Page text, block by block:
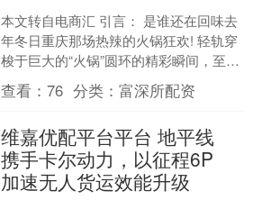
本文转自电商汇 引言： 是谁还在回味去
年冬日重庆那场热辣的火锅狂欢! 轻轨穿
梭于巨大的“火锅”圆环的精彩瞬间，至今
还在脑海循环;55 张圆桌围出团圆阵，四
方来客....
查看：76 分类：富深所配资
维嘉优配平台平台 地平线
携手卡尔动力，以征程6P
加速无人货运效能升级